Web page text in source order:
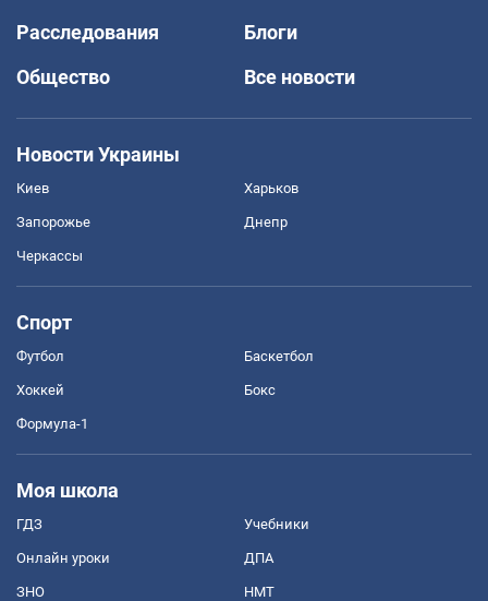
Расследования
Блоги
Общество
Все новости
Новости Украины
Киев Харьков
Запорожье Днепр
Черкассы
Спорт
Футбол Баскетбол
Хоккей Бокс
Формула-1
Моя школа
ГДЗ Учебники
Онлайн уроки ДПА
ЗНО НМТ